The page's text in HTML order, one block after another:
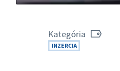
Kategória
INZERCIA